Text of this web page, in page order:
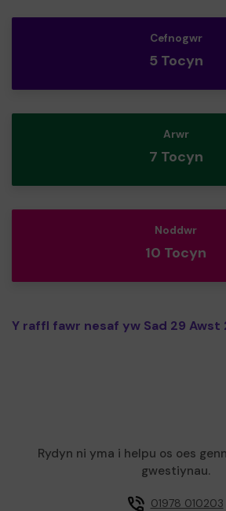
Cefnogwr
5 Tocyn
Arwr
7 Tocyn
Noddwr
10 Tocyn
Y raffl fawr nesaf yw Sad 29 Awst
Rydyn ni yma i helpu os oes
gwestiynau.
01978 010203